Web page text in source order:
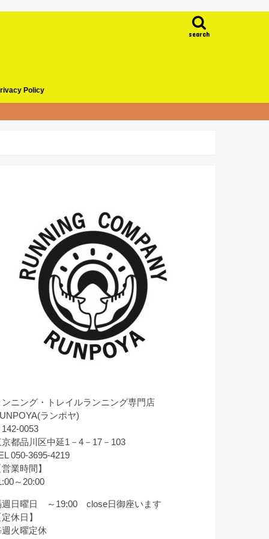
search
Policy
ンニング・トレイルランニング専門店
ランポヤ)
0053
京都品川区中延1－4－17－103
050-3695-4219
業時間】
～20:00
週日曜日 ～19:00 close日御座います
休日】
週火曜定休